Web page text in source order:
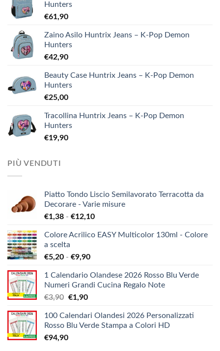
Hunters
€61,90
Zaino Asilo Huntrix Jeans – K-Pop Demon
Hunters
€42,90
Beauty Case Huntrix Jeans – K-Pop Demon
Hunters
€25,00
Tracollina Huntrix Jeans – K-Pop Demon
Hunters
€19,90
PIÙ VENDUTI
Piatto Tondo Liscio Semilavorato Terracotta da
Decorare - Varie misure
€1,38 - €12,10Fascia
prezzo:
€12,10
Colore Acrilico EASY Multicolor 130ml - Colore
a scelta
€5,20 - €9,90Fascia
prezzo:
da
€9,90
1 Calendario Olandese 2026 Rosso Blu Verde
Numeri Grandi Cucina Regalo Note
€3,90 Il
originale
era:
€3,90.
€1,90Il
attuale
è:
100 Calendari Olandesi 2026 Personalizzati
Rosso Blu Verde Stampa a Colori HD
€94,90